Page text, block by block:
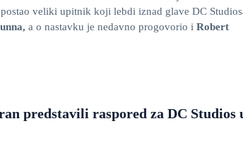
veliki upitnik koji lebdi iznad glave DC
a o nastavku je nedavno progovorio i Robert
predstavili raspored za DC Studios